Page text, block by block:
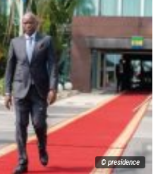
© presidence